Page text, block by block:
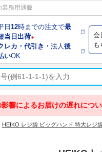
務用通販
日12時までの注文で最
当日出荷※
レカ・代引き・法人後
いOK
会
も
響によるお届けの遅れにつ
HEIKO レジ袋 ビッグハンド 特大レジ